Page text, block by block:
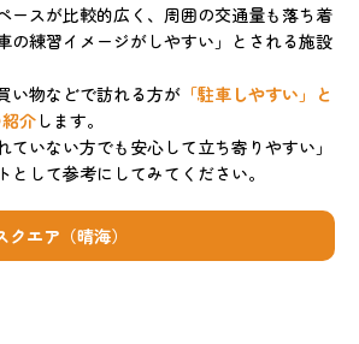
ースが比較的広く、周囲の交通量も落ち着
の練習イメージがしやすい」とされる施設
い物などで訪れる方が 「駐車しやすい」と
介 します。
ていない方でも安心して立ち寄りやすい」
として参考にしてみてください。
エア（晴海）